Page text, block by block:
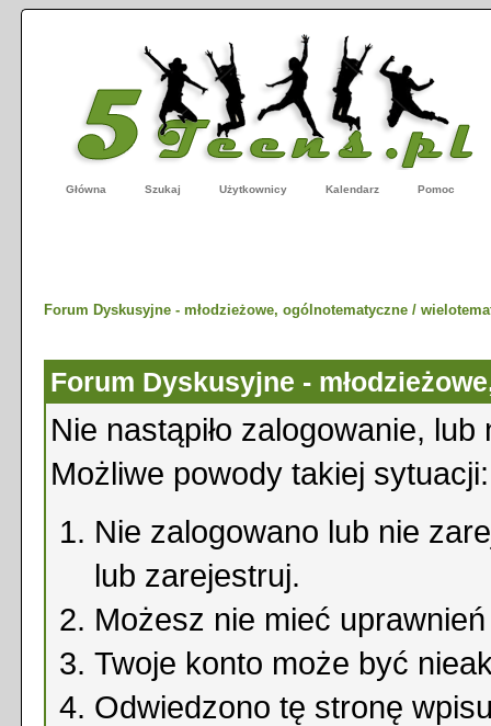
Główna Szukaj Użytkownicy Kalendarz Pomoc
Forum Dyskusyjne - młodzieżowe, ogólnotematyczne /
Forum Dyskusyjne -
Nie nastąpiło zalogowanie,
Możliwe powody takiej sytuacji:
Nie zalogowano lub nie
lub zarejestruj.
Możesz nie mieć
Twoje konto może być
Odwiedzono tę stronę